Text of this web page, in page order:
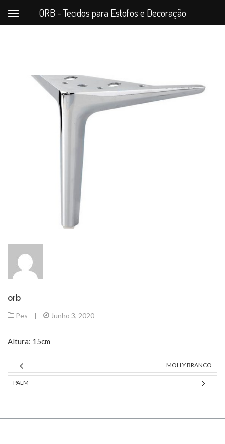
orb
Pes | Junho 3, 2020
Altura: 15cm
MOLLY BRANCO
PALM
ORB - Tecidos para Estofos e Decoração